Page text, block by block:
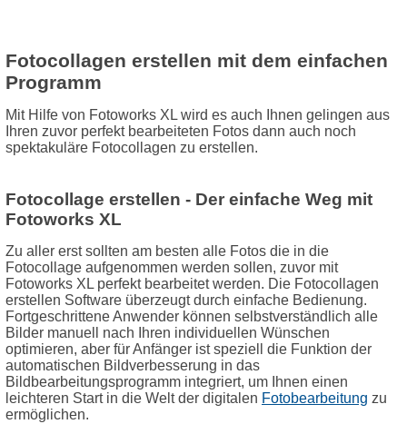
Fotocollagen erstellen mit dem einfachen
Programm
Mit Hilfe von Fotoworks XL wird es auch Ihnen gelingen aus
Ihren zuvor perfekt bearbeiteten Fotos dann auch noch
spektakuläre Fotocollagen zu erstellen.
Fotocollage erstellen - Der einfache Weg mit
Fotoworks XL
Zu aller erst sollten am besten alle Fotos die in die
Fotocollage aufgenommen werden sollen, zuvor mit
Fotoworks XL perfekt bearbeitet werden. Die Fotocollagen
erstellen Software überzeugt durch einfache Bedienung.
Fortgeschrittene Anwender können selbstverständlich alle
Bilder manuell nach Ihren individuellen Wünschen
optimieren, aber für Anfänger ist speziell die Funktion der
automatischen Bildverbesserung in das
Bildbearbeitungsprogramm integriert, um Ihnen einen
leichteren Start in die Welt der digitalen Fotobearbeitung zu
ermöglichen.